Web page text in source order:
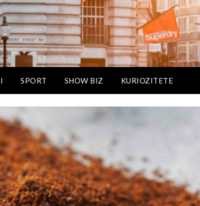
SPORT SHOW BIZ KURIOZITETE